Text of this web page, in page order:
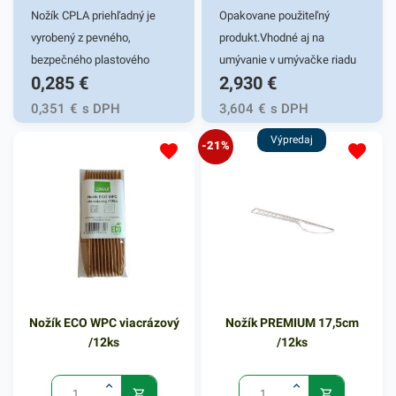
ďalšie podobné produkty.
Nožík CPLA priehľadný je
vyrobený z pevného,
bezpečného plastového
materiálu. Nôž je hygienicky
nezávadný, vďaka čomu je
vhodný najmä pre rôzne
letecké spoločnosti,
donáškové služby a fast
foody. Vyrobený z kvalitného
bioplastu C-PLA, odolnosť do
70 °C, vhodný pre studené a
teplé jedlá. Predstavuje
riešenie svojou kombináciou
ceny a kvality. Nože CPLA sú
použitie. Výhodné balenie
0,285 €
0,351 € s DPH
Opakovane použiteľný
produkt.Vhodné aj na
umývanie v umývačke riadu
(aj viac ako 125 cyklov).
2,930 €
3,604 € s DPH
Nožík ECO WPC viacrázový
/12ks
-21%
Nožík PREMIUM 17,5cm
/12ks
Výpredaj